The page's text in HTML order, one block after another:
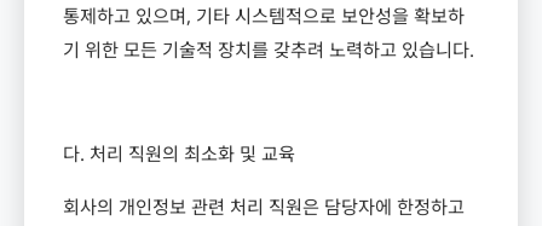
통제하고 있으며, 기타 시스템적으로 보안성을 확보하
기 위한 모든 기술적 장치를 갖추려 노력하고 있습니다.
다. 처리 직원의 최소화 및 교육
회사의 개인정보 관련 처리 직원은 담당자에 한정하고